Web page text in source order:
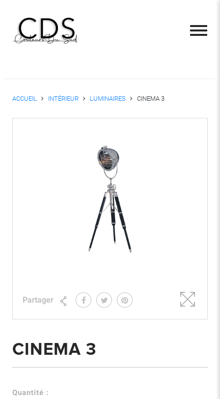
ACCUEIL INTÉRIEUR LUMINAIRES CINEMA 3
Partager
CINEMA 3
Quantité :